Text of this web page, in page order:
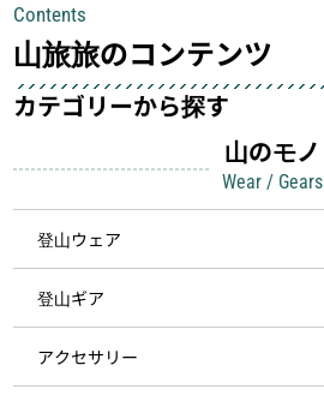
して安全にしてくれます
Contents
山旅旅のコンテンツ
カテゴリーから探す
山のモノ
Wear / Gears
登山ウェア
登山ギア
アクセサリー